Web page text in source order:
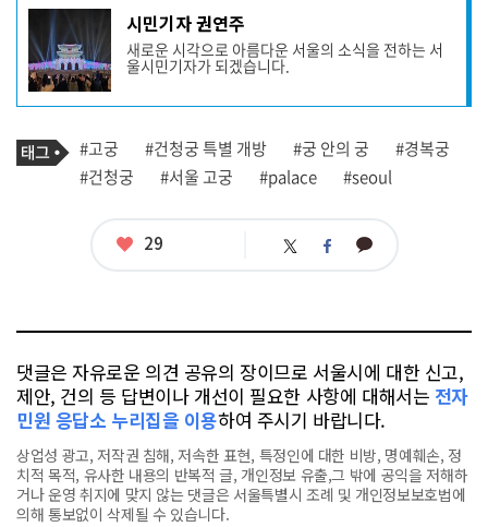
기
사
작
성
자
프
필
시민기자 권연주
새로운 시각으로 아름다운 서울의 소식을 전하는 서
울시민기자가 되겠습니다.
기
사
관
련
태
그
#고궁 #건청궁 특별 개방 #궁 안의 궁
#경복궁
#건청궁
#서울 고궁 #palace #seoul
좋
29 트 페 카
댓글은 자유로운 의견 공유의 장이므로 서울시에 대한 신고,
제안, 건의 등 답변이나 개선이 필요한 사항에 대해서는 전자
민원 응답소 누리집을 이용하여 주시기 바랍니다.
상업성 광고, 저작권 침해, 저속한 표현, 특정인에 대한 비방, 명예훼손, 정
치적 목적, 유사한 내용의 반복적 글, 개인정보 유출,그 밖에 공익을 저해하
거나 운영 취지에 맞지 않는 댓글은 서울특별시 조례 및 개인정보보호법에
의해 통보없이 삭제될 수 있습니다.